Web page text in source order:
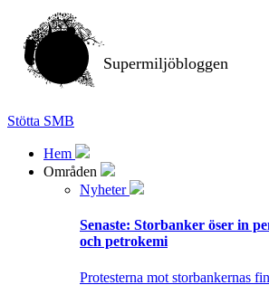
Supermiljöbloggen
Stötta SMB
Hem
Områden
Nyheter
Senaste: Storbanker öser in
och petrokemi
Protesterna mot storbankernas